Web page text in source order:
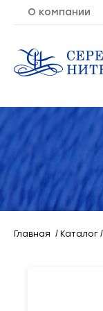
О компании
Молния
Резинка
Кант
Лента
Главная Каталог